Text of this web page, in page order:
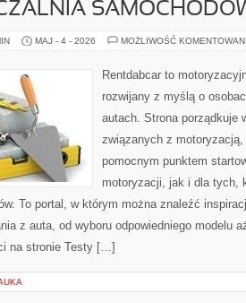
MAJ - 4 - 2026 MOŻLIWOŚĆ
Rentdabcar to
rozwijany z myślą o
autach. Strona porządkuje
związanych z
pomocnym punktem
motoryzacji, jak i dla tych,
To portal, w którym można znaleźć
z auta, od wyboru odpowiedniego modelu
na stronie Testy […]